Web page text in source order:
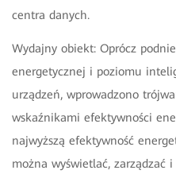
centra danych.
Wydajny obiekt: Oprócz
energetycznej i poziomu
urządzeń, wprowadzono
wskaźnikami efektywności
najwyższą efektywność
można wyświetlać, zarządzać